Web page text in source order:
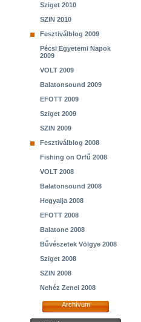
Sziget 2010
SZIN 2010
Fesztiválblog 2009
Pécsi Egyetemi Napok
2009
VOLT 2009
Balatonsound 2009
EFOTT 2009
Sziget 2009
SZIN 2009
Fesztiválblog 2008
Fishing on Orfű 2008
VOLT 2008
Balatonsound 2008
Hegyalja 2008
EFOTT 2008
Balatone 2008
Bűvészetek Völgye 2008
Sziget 2008
SZIN 2008
Nehéz Zenei 2008
Archívum